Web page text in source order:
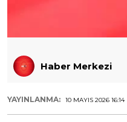
Haber Merkezi
YAYINLANMA: 10 MAYIS 2026 16:14